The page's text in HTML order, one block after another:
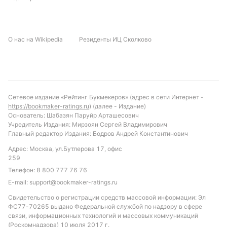
Матчи между этими командами обычно бывают
Автор
Михаил Кузнецов
О нас на Wikipedia Резиденты ИЦ Сколково
Сетевое издание «Рейтинг Букмекеров» (адрес в сети Интернет -
https://bookmaker-ratings.ru) (далее - Издание)
Основатель: Шабазян Паруйр Арташесович
Учредитель Издания: Мирзоян Сергей Владимирович
Главный редактор Издания: Бодров Андрей Константинович
Адрес: Москва, ул.Бутлерова 17, офис
259
Телефон: 8 800 777 76 76
E-mail: support@bookmaker-ratings.ru
Свидетельство о регистрации средств массовой информации: Эл
ФС77-70265 выдано Федеральной службой по надзору в сфере
связи, информационных технологий и массовых коммуникаций
(Роскомнадзора) 10 июля 2017 г.